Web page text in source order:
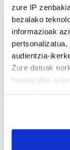
zure IP
bezalako
informazioak
audientzia-
Zure datuak
hautatzeko
If you allow, we
Collect